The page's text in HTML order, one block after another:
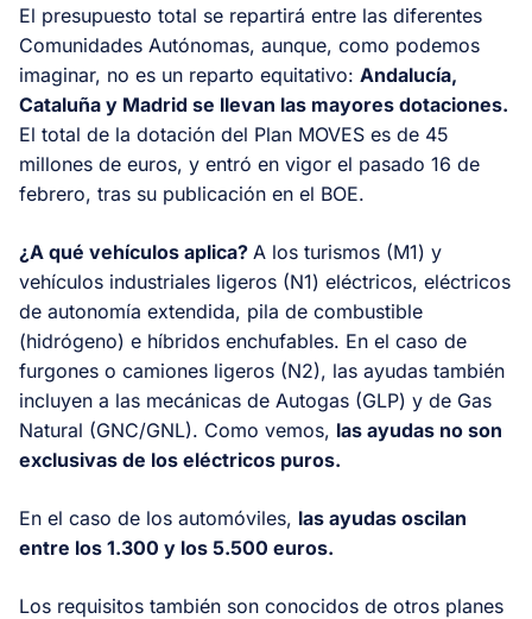
El presupuesto total se repartirá entre las diferentes
Comunidades Autónomas, aunque, como podemos
imaginar, no es un reparto equitativo: Andalucía,
Cataluña y Madrid se llevan las mayores dotaciones.
El total de la dotación del Plan MOVES es de 45
millones de euros, y entró en vigor el pasado 16 de
febrero, tras su publicación en el BOE.
¿A qué vehículos aplica? A los turismos (M1) y
vehículos industriales ligeros (N1) eléctricos, eléctricos
de autonomía extendida, pila de combustible
(hidrógeno) e híbridos enchufables. En el caso de
furgones o camiones ligeros (N2), las ayudas también
incluyen a las mecánicas de Autogas (GLP) y de Gas
Natural (GNC/GNL). Como vemos, las ayudas no son
exclusivas de los eléctricos puros.
En el caso de los automóviles, las ayudas oscilan
entre los 1.300 y los 5.500 euros.
Los requisitos también son conocidos de otros planes